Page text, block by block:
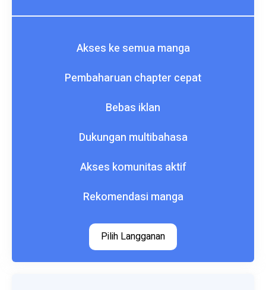
Akses ke semua manga
Pembaharuan chapter cepat
Bebas iklan
Dukungan multibahasa
Akses komunitas aktif
Rekomendasi manga
Pilih Langganan